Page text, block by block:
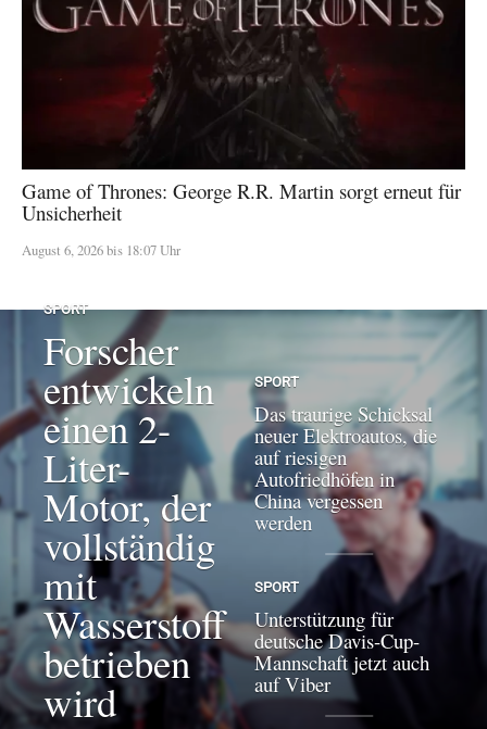
Game of Thrones: George R.R. Martin sorgt erneut für
Unsicherheit
August 6, 2026 bis 18:07 Uhr
SPORT
Forscher
entwickeln
einen 2-
Liter-
Motor, der
vollständig
mit
Wasserstoff
betrieben
wird
SPORT
Das traurige Schicksal
neuer Elektroautos, die
auf riesigen
Autofriedhöfen in
China vergessen
werden
SPORT
Unterstützung für
deutsche Davis-Cup-
Mannschaft jetzt auch
auf Viber